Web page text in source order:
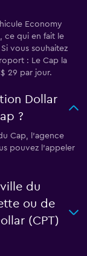
Economy
ce qui en fait le
vous souhaitez
: Le Cap la
29 par jour.
Dollar
?
Cap, l’agence
pouvez l’appeler
du
ou de
(CPT)